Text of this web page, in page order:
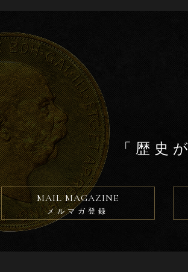
o
「歴史
MAIL MAGAZINE
メルマガ登録